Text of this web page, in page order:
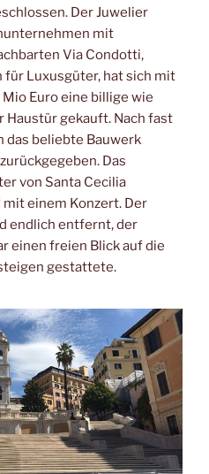
Der Juwelier
mit
Via Condotti,
für Luxusgüter, hat sich mit
Euro eine billige wie
Haustür gekauft. Nach fast
das beliebte Bauwerk
Das
von Santa Cecilia
einem Konzert. Der
endlich entfernt, der
einen freien Blick auf die
gestattete.